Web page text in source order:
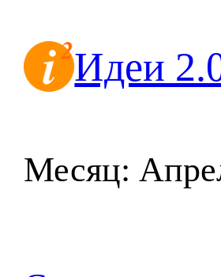
содержимомуИдеи
Месяц: